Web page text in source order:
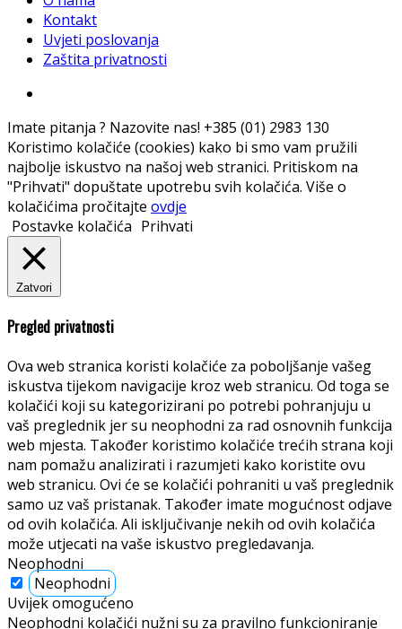
Kontakt
Uvjeti poslovanja
Zaštita privatnosti
Imate pitanja ? Nazovite nas! +385 (01) 2983 130
Koristimo kolačiće (cookies) kako bi smo vam pružili
najbolje iskustvo na našoj web stranici. Pritiskom na
"Prihvati" dopuštate upotrebu svih kolačića. Više o
kolačićima pročitajte ovdje
Postavke kolačića Prihvati
Zatvori
Pregled privatnosti
Ova web stranica koristi kolačiće za poboljšanje vašeg
iskustva tijekom navigacije kroz web stranicu. Od toga se
kolačići koji su kategorizirani po potrebi pohranjuju u
vaš preglednik jer su neophodni za rad osnovnih funkcija
web mjesta. Također koristimo kolačiće trećih strana koji
nam pomažu analizirati i razumjeti kako koristite ovu
web stranicu. Ovi će se kolačići pohraniti u vaš preglednik
samo uz vaš pristanak. Također imate mogućnost odjave
od ovih kolačića. Ali isključivanje nekih od ovih kolačića
može utjecati na vaše iskustvo pregledavanja.
Neophodni
Neophodni
Uvijek omogućeno
Neophodni kolačići nužni su za pravilno funkcioniranje